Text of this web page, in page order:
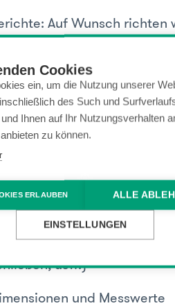
Cookies
ein, um die Nutzung unserer
des Such und
Ihnen auf Ihr Nutzungsverhalten
zu können.
ERLAUBEN ALLE
EINSTELLUNGEN
Auf Wunsch richten
Berichten für detaillierte
Vorteile.
analysieren
Cross-Domain-
(Zeitlimits
usw.)
und Messwerte